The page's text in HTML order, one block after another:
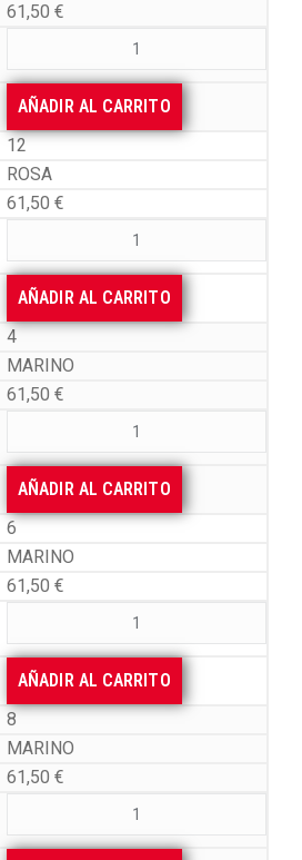
61,50 €
AÑADIR AL CARRITO
12
ROSA
61,50 €
AÑADIR AL CARRITO
4
MARINO
61,50 €
AÑADIR AL CARRITO
6
MARINO
61,50 €
AÑADIR AL CARRITO
8
MARINO
61,50 €